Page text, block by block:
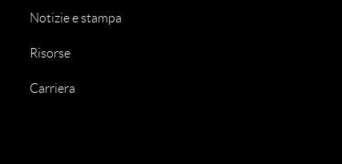
Notizie e stampa
Risorse
Carriera